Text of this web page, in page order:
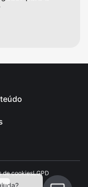
de cookiesLGPD